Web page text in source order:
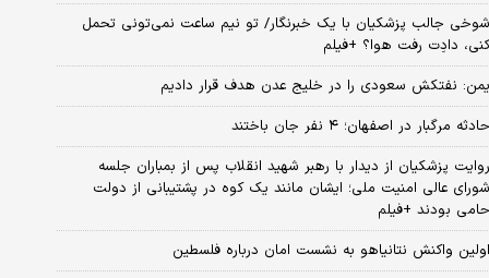
شوخی جالب پزشکیان با یک خبرنگار/ تو نیم ساعت نمی‌تونی تحمل
کنی، دادِت رفت هوا؟ +فیلم
یمن: نفتکش سعودی را در خلیج عدن هدف قرار دادیم
حادثه مرگبار در اصفهان؛ ۴ نفر جان باختند
روایت پزشکیان از دیدار با رهبر شهید انقلاب پس از بمباران جلسه
شورای عالی امنیت ملی؛ ایشان مانند یک کوه در پشتیبانی از دولت
حامی بودند +فیلم
اولین واکنش نتانیاهو به نشست امان درباره فلسطین